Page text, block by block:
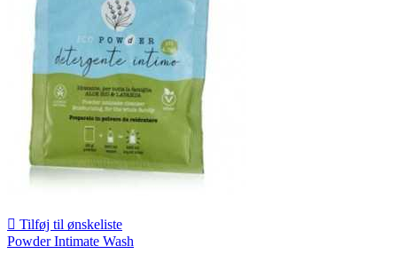
 Tilføj til ønskeliste
Powder Intimate Wash